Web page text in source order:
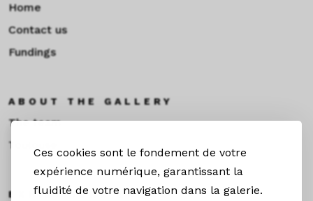
Ces cookies sont le fondement de votre
expérience numérique, garantissant la
fluidité de votre navigation dans la galerie.
Home
Contact us
Fundings
ABOUT THE GALLERY
The team
Toulouse
EXHIBITIONS &NEWS